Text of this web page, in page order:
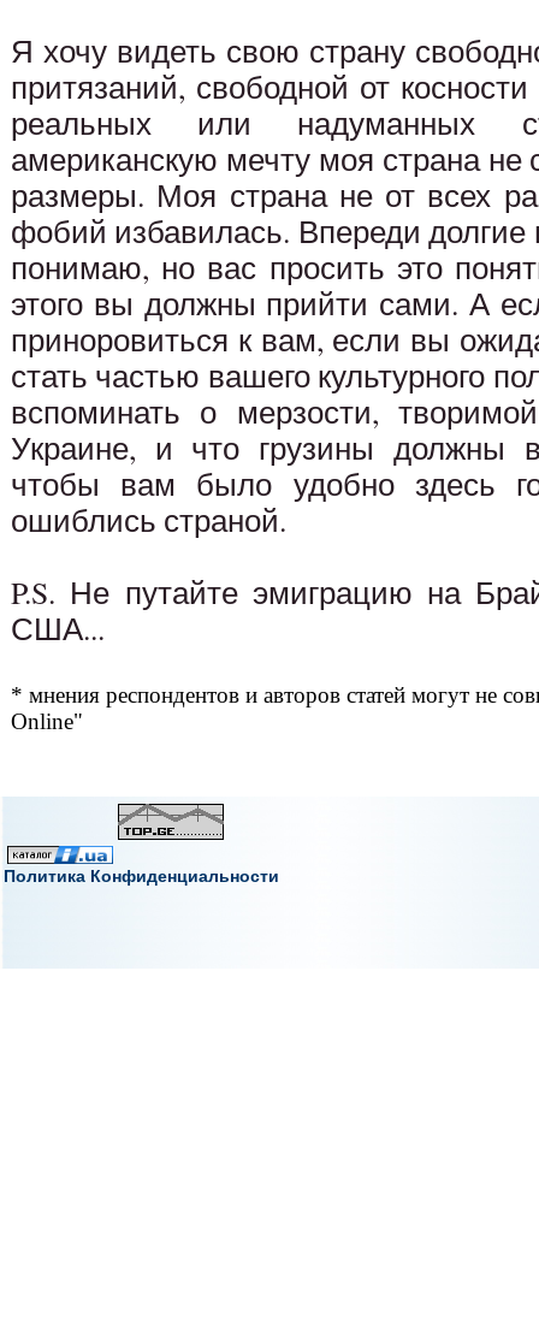
Я хочу видеть свою страну
притязаний, свободной от
реальных или надуманных
американскую мечту моя страна
размеры. Моя страна не от всех
фобий избавилась. Впереди
понимаю, но вас просить это
этого вы должны прийти сами. А
приноровиться к вам, если вы
стать частью вашего культурного
вспоминать о мерзости,
Украине, и что грузины должны
чтобы вам было удобно здесь
ошиблись страной.
P.S. Не путайте эмиграцию на
США...
* мнения респондентов и авторов статей могут не
Online"
Политика Конфиденциальности